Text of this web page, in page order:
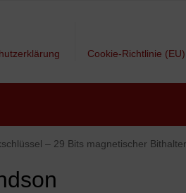
Cookie-Richtlinie (EU)
– Torx Inbus Schlitz Kreuzschlitz Ratsche mit